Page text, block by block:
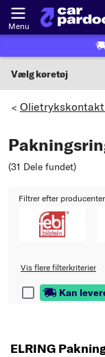
Menu
Vælg køretøj
Vælg model
>
(31 Dele fundet)
Filtrer efter
Vis flere filterkriterier
Kan
ELRING